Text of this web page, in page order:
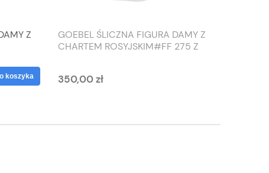
Z
koszyka
GOEBEL ŚLICZNA FIGURA DAMY Z
CHARTEM ROSYJSKIM#FF 275 Z
350,00 zł